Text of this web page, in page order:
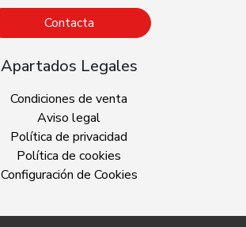
Contacta
Apartados Legales
Condiciones de venta
Aviso legal
Política de privacidad
Política de cookies
Configuración de Cookies